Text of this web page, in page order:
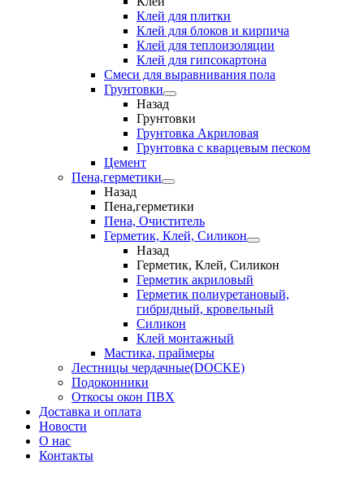
Клей для плитки
Клей для блоков и кирпича
Клей для теплоизоляции
Клей для гипсокартона
Смеси для выравнивания пола
Грунтовки
Назад
Грунтовки
Грунтовка Акриловая
Грунтовка с кварцевым песком
Цемент
Пена,герметики
Назад
Пена,герметики
Пена, Очиститель
Герметик, Клей, Силикон
Назад
Герметик, Клей, Силикон
Герметик акриловый
Герметик полиуретановый,
гибридный, кровельный
Силикон
Клей монтажный
Мастика, праймеры
Лестницы чердачные(DOCKE)
Подоконники
Откосы окон ПВХ
Доставка и оплата
Новости
О нас
Контакты